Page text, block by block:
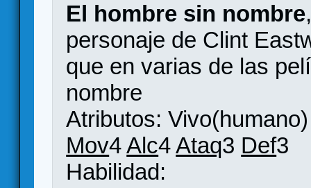
El hombre sin nombre
personaje de Clint
que en varias de las
nombre
Atributos: Vivo(humano)
Mov4Alc4Ataq3 Def3
Habilidad: